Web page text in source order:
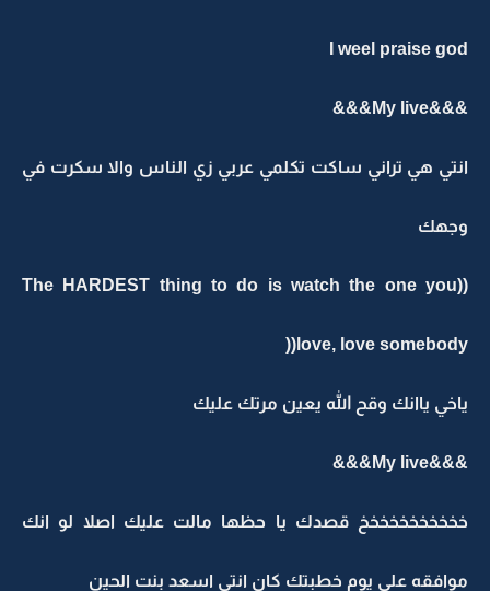
I weel praise god
&&&My live&&&
انتي هي تراني ساكت تكلمي عربي زي الناس والا سكرت في
وجهك
((The HARDEST thing to do is watch the one you
love, love somebody((
ياخي ياانك وقح الله يعين مرتك عليك
&&&My live&&&
خخخخخخخخخخخ قصدك يا حظها مالت عليك اصلا لو انك
موافقه علي يوم خطبتك كان انتي اسعد بنت الحين